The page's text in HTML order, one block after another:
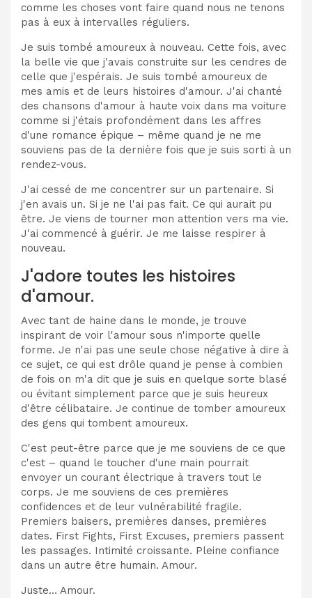
comme les choses vont faire quand nous ne tenons
pas à eux à intervalles réguliers.
Je suis tombé amoureux à nouveau. Cette fois, avec
la belle vie que j'avais construite sur les cendres de
celle que j'espérais. Je suis tombé amoureux de
mes amis et de leurs histoires d'amour. J'ai chanté
des chansons d'amour à haute voix dans ma voiture
comme si j'étais profondément dans les affres
d'une romance épique – même quand je ne me
souviens pas de la dernière fois que je suis sorti à un
rendez-vous.
J'ai cessé de me concentrer sur un partenaire. Si
j'en avais un. Si je ne l'ai pas fait. Ce qui aurait pu
être. Je viens de tourner mon attention vers ma vie.
J'ai commencé à guérir. Je me laisse respirer à
nouveau.
J'adore toutes les histoires
d'amour.
Avec tant de haine dans le monde, je trouve
inspirant de voir l'amour sous n'importe quelle
forme. Je n'ai pas une seule chose négative à dire à
ce sujet, ce qui est drôle quand je pense à combien
de fois on m'a dit que je suis en quelque sorte blasé
ou évitant simplement parce que je suis heureux
d'être célibataire. Je continue de tomber amoureux
des gens qui tombent amoureux.
C'est peut-être parce que je me souviens de ce que
c'est – quand le toucher d'une main pourrait
envoyer un courant électrique à travers tout le
corps. Je me souviens de ces premières
confidences et de leur vulnérabilité fragile.
Premiers baisers, premières danses, premières
dates. First Fights, First Excuses, premiers passent
les passages. Intimité croissante. Pleine confiance
dans un autre être humain. Amour.
Juste… Amour.